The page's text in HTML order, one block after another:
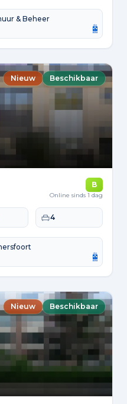
& Beheer
Nieuw Beschikbaar
B
Online sinds 1 dag
Slaapkamers
4
Nieuw Beschikbaar